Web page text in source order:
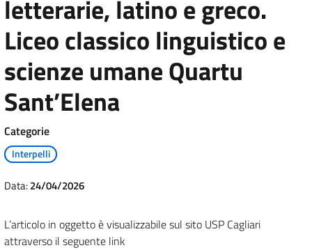
letterarie, latino e greco.
Liceo classico linguistico e
scienze umane Quartu
Sant’Elena
Categorie
Interpelli
Data:24/04/2026
L’articolo in oggetto è visualizzabile sul sito USP Cagliari
attraverso il seguente link